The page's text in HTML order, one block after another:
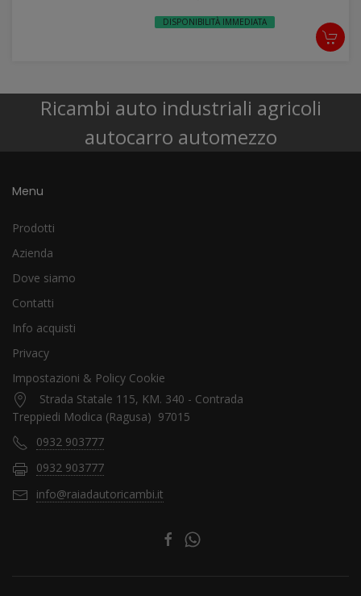
DISPONIBILITÀ IMMEDIATA
Ricambi auto industriali agricoli
autocarro automezzo
Menu
Prodotti
Azienda
Dove siamo
Contatti
Info acquisti
Privacy
Impostazioni & Policy Cookie
Strada Statale 115, KM. 340 - Contrada
Treppiedi Modica (Ragusa) 97015
0932 903777
0932 903777
info@raiadautoricambi.it